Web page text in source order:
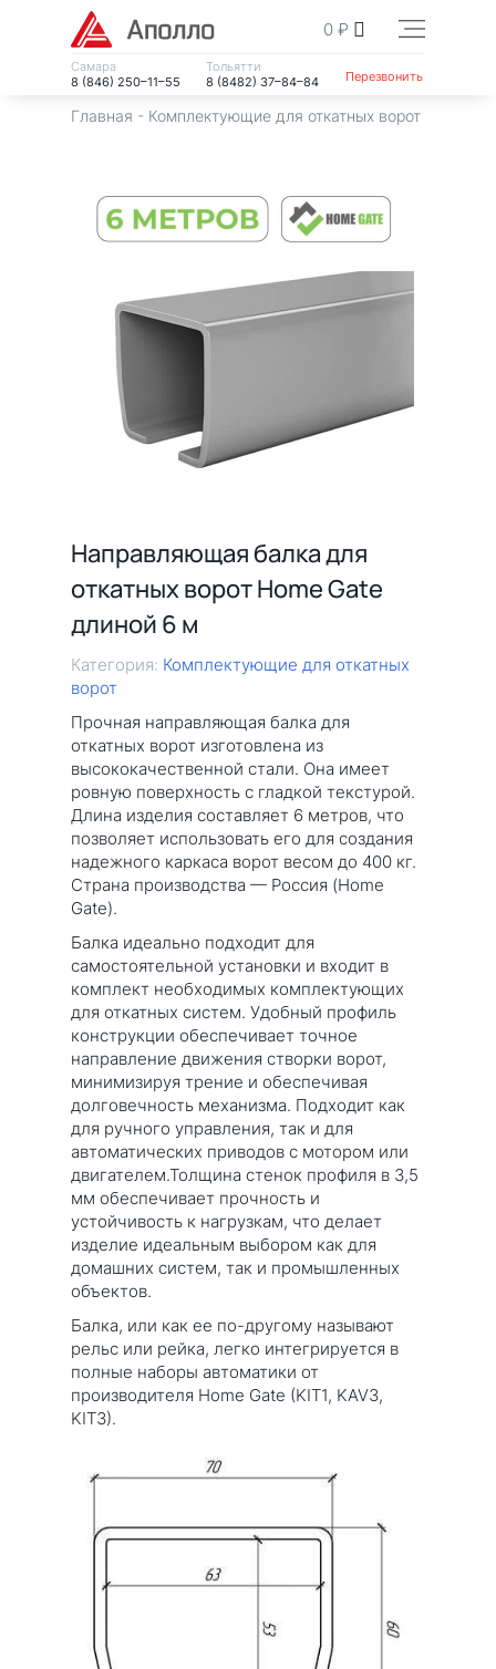
Самара
8 (846) 250–11–55
Тольятти
8 (8482) 37–84–84
0 ₽
Перезвонить
Главная - Комплектующие для откатных ворот
Направляющая балка для
откатных ворот Home Gate
длиной 6 м
Категория: Комплектующие для откатных
ворот
Прочная направляющая балка для
откатных ворот изготовлена из
высококачественной стали. Она имеет
ровную поверхность с гладкой текстурой.
Длина изделия составляет 6 метров, что
позволяет использовать его для создания
надежного каркаса ворот весом до 400 кг.
Страна производства — Россия (Home
Gate).
Балка идеально подходит для
самостоятельной установки и входит в
комплект необходимых комплектующих
для откатных систем. Удобный профиль
конструкции обеспечивает точное
направление движения створки ворот,
минимизируя трение и обеспечивая
долговечность механизма. Подходит как
для ручного управления, так и для
автоматических приводов с мотором или
двигателем.Толщина стенок профиля в 3,5
мм обеспечивает прочность и
устойчивость к нагрузкам, что делает
изделие идеальным выбором как для
домашних систем, так и промышленных
объектов.
Балка, или как ее по-другому называют
рельс или рейка, легко интегрируется в
полные наборы автоматики от
производителя Home Gate (KIT1, KAV3,
KIT3).